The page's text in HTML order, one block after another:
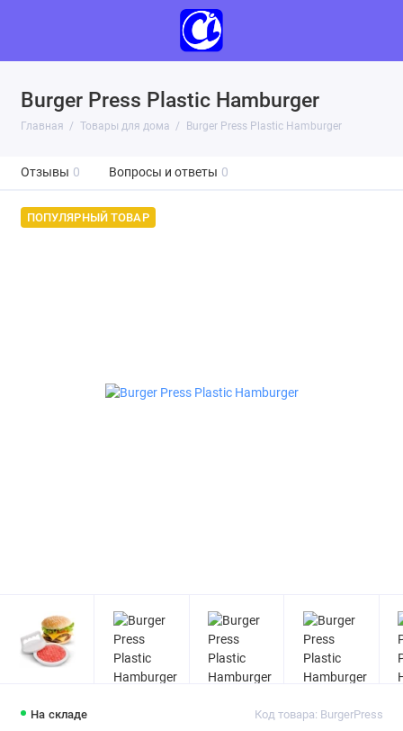
Burger Press Plastic Hamburger
Главная Товары для дома Burger Press Plastic Hamburger
Отзывы 0 Вопросы и ответы 0
ПОПУЛЯРНЫЙ ТОВАР
На складе Код товара: BurgerPress